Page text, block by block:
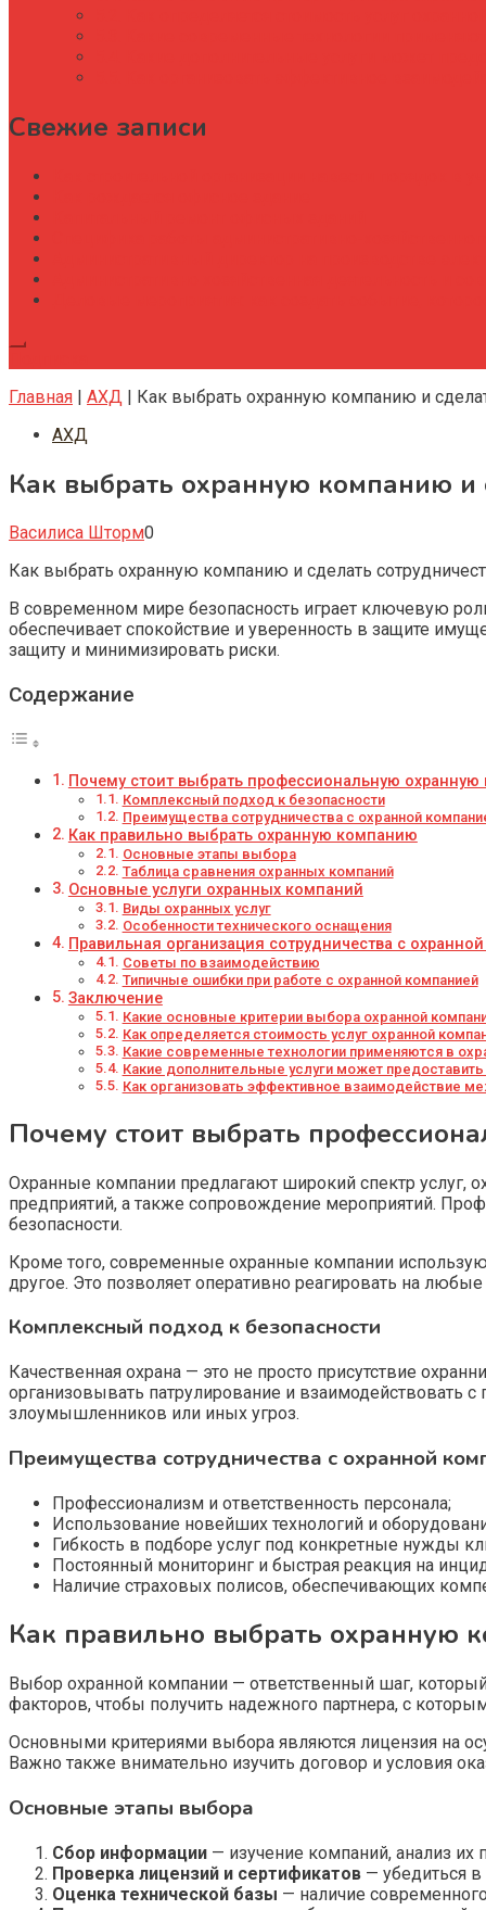
Свежие записи
Главная | АХД | Как выбрать охранную компанию и
АХД
Как выбрать охранную компанию и
Василиса Шторм0
Как выбрать охранную компанию и сделать
В современном мире безопасность играет ключевую
обеспечивает спокойствие и уверенность в защите
защиту и минимизировать риски.
Содержание
Почему стоит выбрать профессиональную
Комплексный подход к безопасности
Преимущества сотрудничества с охранной
Как правильно выбрать охранную компанию
Основные этапы выбора
Таблица сравнения охранных компаний
Основные услуги охранных компаний
Виды охранных услуг
Особенности технического оснащения
Правильная организация сотрудничества с
Советы по взаимодействию
Типичные ошибки при работе с охранной компанией
Заключение
Какие основные критерии выбора охранной
Как определяется стоимость услуг охранной
Какие современные технологии применяются в
Какие дополнительные услуги может
Как организовать эффективное взаимодействие
Почему стоит выбрать
Охранные компании предлагают широкий спектр
предприятий, а также сопровождение мероприятий.
безопасности.
Кроме того, современные охранные компании
другое. Это позволяет оперативно реагировать на
Комплексный подход к безопасности
Качественная охрана — это не просто присутствие
организовывать патрулирование и взаимодействовать
злоумышленников или иных угроз.
Преимущества сотрудничества с охранной
Профессионализм и ответственность персонала;
Использование новейших технологий и
Гибкость в подборе услуг под конкретные нужды
Постоянный мониторинг и быстрая реакция на
Наличие страховых полисов, обеспечивающих
Как правильно выбрать охранную
Выбор охранной компании — ответственный шаг,
факторов, чтобы получить надежного партнера, с
Основными критериями выбора являются лицензия на
Важно также внимательно изучить договор и условия
Основные этапы выбора
Сбор информации — изучение компаний, анализ их
Проверка лицензий и сертификатов — убедиться в
Оценка технической базы — наличие